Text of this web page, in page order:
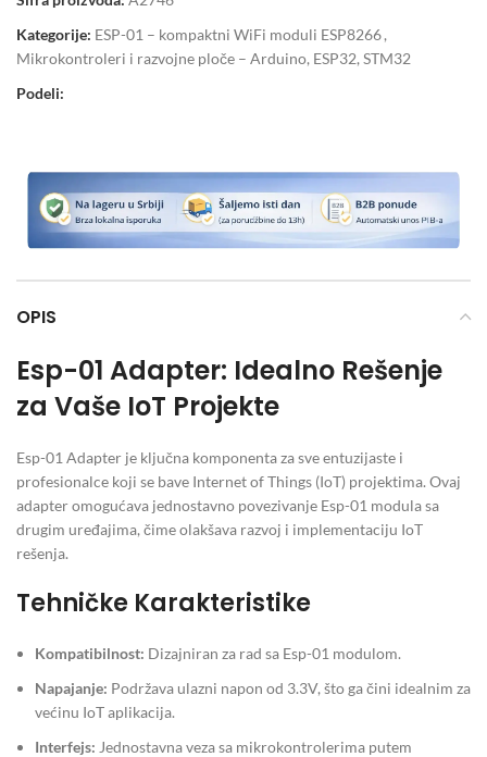
Kategorije: ESP-01 – kompaktni WiFi moduli ESP8266,
Mikrokontroleri i razvojne ploče – Arduino, ESP32, STM32
Podeli:
OPIS
Esp-01 Adapter: Idealno Rešenje
za Vaše IoT Projekte
Esp-01 Adapter je ključna komponenta za sve entuzijaste i
profesionalce koji se bave Internet of Things (IoT) projektima. Ovaj
adapter omogućava jednostavno povezivanje Esp-01 modula sa
drugim uređajima, čime olakšava razvoj i implementaciju IoT
rešenja.
Tehničke Karakteristike
Kompatibilnost: Dizajniran za rad sa Esp-01 modulom.
Napajanje: Podržava ulazni napon od 3.3V, što ga čini idealnim za
većinu IoT aplikacija.
Interfejs: Jednostavna veza sa mikrokontrolerima putem